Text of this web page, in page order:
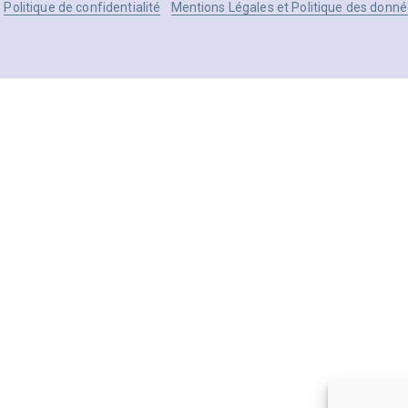
Politique de confidentialité Mentions Légales et Politique des